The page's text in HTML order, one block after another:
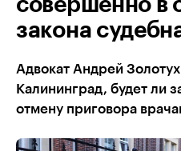
совершенно в
закона
Адвокат Андрей
Калининград, будет ли
отмену приговора